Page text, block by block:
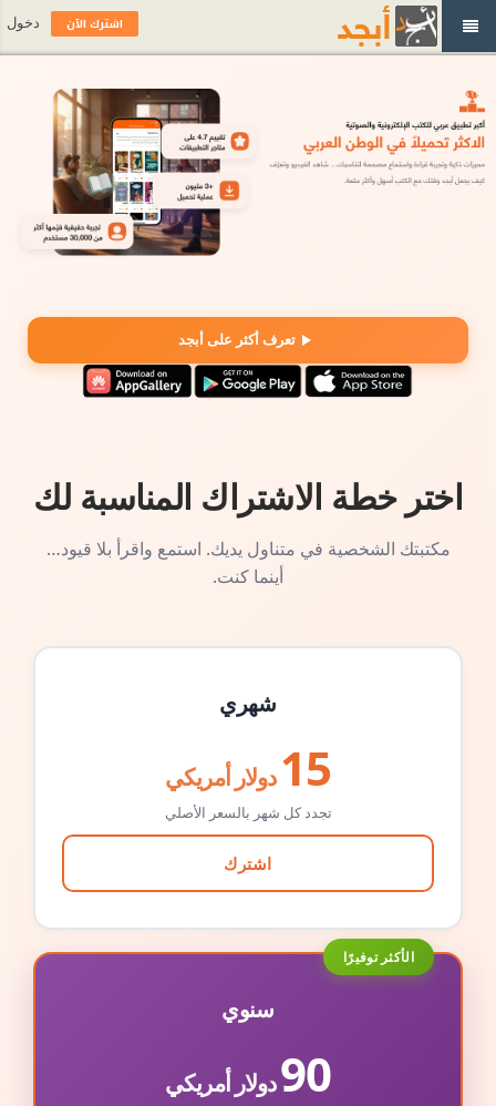
تعرف أكثر على أبجد
اختر خطة الاشتراك المناسبة لك
مكتبتك الشخصية في متناول يديك. استمع واقرأ بلا قيود…
أينما كنت.
شهري
15 دولار أمريكي
تجدد كل شهر بالسعر الأصلي
اشترك
الأكثر توفيرًا
سنوي
90دولار أمريكي
اشترك الآن دخول